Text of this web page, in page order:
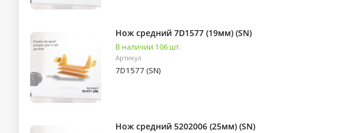
Нож средний 7D1577 (19мм) (SN)
В наличии 106 шт.
Артикул
7D1577 (SN)
Нож средний 5202006 (25мм) (SN)